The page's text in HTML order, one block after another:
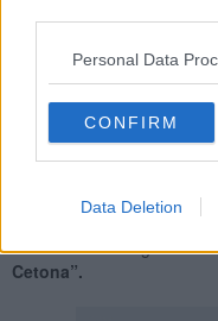
Personal Data
CONFIRM
Data Deletion
pratiche agronomiche e i
nostra ambita terra”.
L’obiettivo dichiarato è “
valorizzazione del Monte
del giorno anche nelle
mappatura dei sentieri
piazze dei borghi in un
laboratori dell’artigianato
Cetona”.